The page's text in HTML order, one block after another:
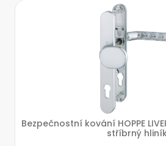
Bezpečnostní kování HOPPE
stříbrný